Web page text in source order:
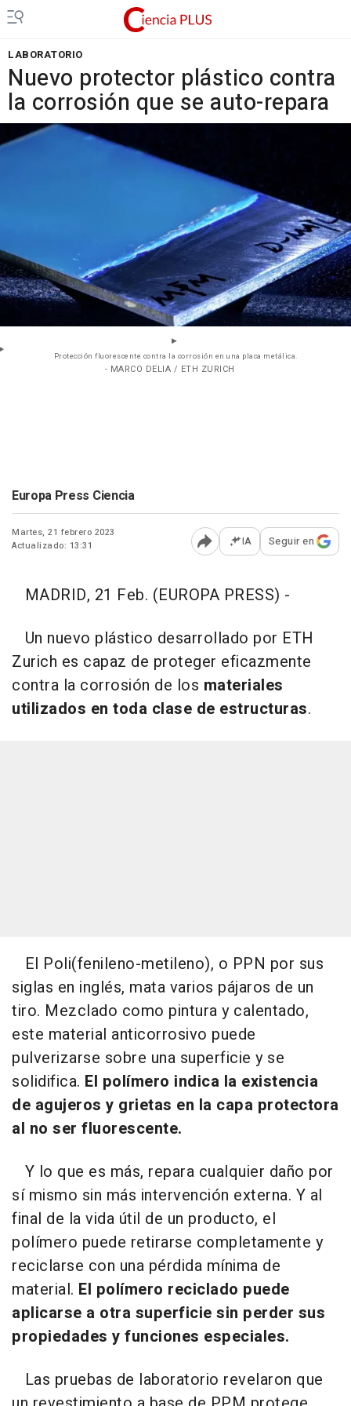
LABORATORIO
Nuevo protector plástico contra
la corrosión que se auto-repara
Protección fluorescente contra la corrosión en una placa metálica.
- MARCO DELIA / ETH ZURICH
Europa Press Ciencia
Martes, 21 febrero 2023
Actualizado: 13:31
Abrir opciones para
IA Seguir en
MADRID, 21 Feb. (EUROPA PRESS) -
Un nuevo plástico desarrollado por ETH
Zurich es capaz de proteger eficazmente
contra la corrosión de los materiales
utilizados en toda clase de estructuras.
El Poli(fenileno-metileno), o PPN por sus
siglas en inglés, mata varios pájaros de un
tiro. Mezclado como pintura y calentado,
este material anticorrosivo puede
pulverizarse sobre una superficie y se
solidifica. El polímero indica la existencia
de agujeros y grietas en la capa protectora
al no ser fluorescente.
Y lo que es más, repara cualquier daño por
sí mismo sin más intervención externa. Y al
final de la vida útil de un producto, el
polímero puede retirarse completamente y
reciclarse con una pérdida mínima de
material. El polímero reciclado puede
aplicarse a otra superficie sin perder sus
propiedades y funciones especiales.
Las pruebas de laboratorio revelaron que